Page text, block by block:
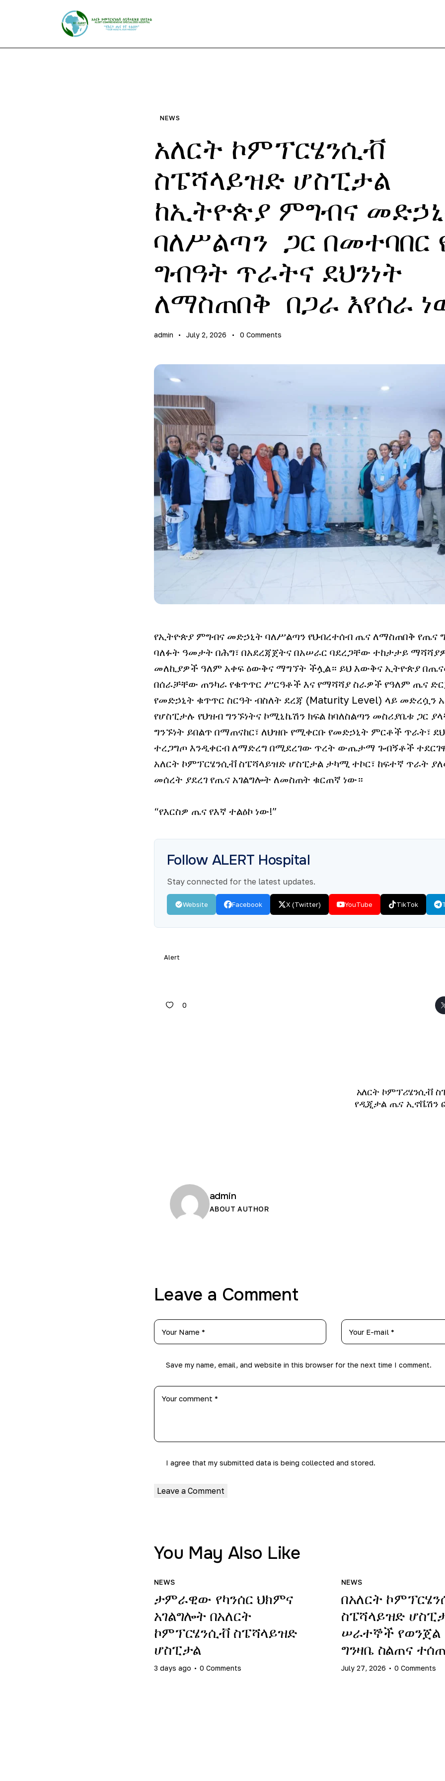
Home
NEWS
አለርት ኮምፕርሄንሲቭ
ስፔሻላይዝድ ሆስፒታል
ከኢትዮጵያ ምግብና
ባለሥልጣን ጋር በመተባበር
ግብዓት ጥራትና ደህንነት
ለማስጠበቅ በጋራ እየሰራ
admin July 2, 2026 0 Comments
የኢትዮጵያ ምግብና መድኃኒት ባለሥልጣን የህብረተሰብ ጤና ለማስጠበቅ የጤና
ባለፉት ዓመታት በሕግ፣ በአደረጃጀትና በአሠራር ባደረጋቸው ተከታታይ
መለኪያዎች ዓለም አቀፍ ዕውቅና ማግኘት ችሏል። ይህ እውቅና ኢትዮጵያ
በሰራቻቸው ጠንካራ የቁጥጥር ሥርዓቶች እና የማሻሻያ ስራዎች የዓለም ጤና
የመድኃኒት ቁጥጥር ስርዓት ብስለት ደረጃ (Maturity Level) ላይ መድረሷን
የሆስፒታሉ የህዝብ ግንኙነትና ኮሚኒኬሽን ክፍል ከባለስልጣን መስሪያቤቱ ጋር
ግንኙነት ይበልጥ በማጠናከር፣ ለህዝቡ የሚቀርቡ የመድኃኒት ምርቶች ጥራት፣
ተረጋግጦ እንዲቀርብ ለማድረግ በሚደረገው ጥረት ውጤታማ ጉብኝቶች
አለርት ኮምፕርሄንሲቭ ስፔሻላይዝድ ሆስፒታል ታካሚ ተኮር፣ ከፍተኛ ጥራት
መሰረት ያደረገ የጤና አገልግሎት ለመስጠት ቁርጠኛ ነው።
“የእርስዎ ጤና የእኛ ተልዕኮ ነው!”
Follow ALERT Hospital
Stay connected for the latest updates.
Website Facebook X (Twitter) YouTube TikTok
Alert
0
አለርት ኮምፕሪሄንሲቭ
የዲጂታል ጤና ኢኖቬሽን
admin
ABOUT AUTHOR
Leave a Comment
Save my name, email, and website in this browser for the next time I comment.
I agree that my submitted data is being collected and stored.
You May Also Like
NEWS
ታምራዊው የካንሰር ህክምና
አገልግሎት በአለርት
ኮምፕርሄንሲቭ ስፔሻላይዝድ
ሆስፒታል
3 days ago 0 Comments
NEWS
በአለርት
ስፔሻላይዝድ
ሠራተኞች የወንጀል
ግንዛቤ ስልጠና ተሰጠ
July 27, 2026 0 Comments